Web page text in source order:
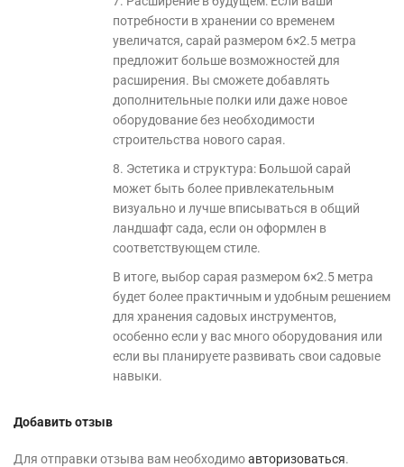
потребности в хранении со временем
увеличатся, сарай размером 6×2.5 метра
предложит больше возможностей для
расширения. Вы сможете добавлять
дополнительные полки или даже новое
оборудование без необходимости
строительства нового сарая.
8. Эстетика и структура: Большой сарай
может быть более привлекательным
визуально и лучше вписываться в общий
ландшафт сада, если он оформлен в
соответствующем стиле.
В итоге, выбор сарая размером 6×2.5 метра
будет более практичным и удобным решением
для хранения садовых инструментов,
особенно если у вас много оборудования или
если вы планируете развивать свои садовые
навыки.
Добавить отзыв
Для отправки отзыва вам необходимоавторизоваться.